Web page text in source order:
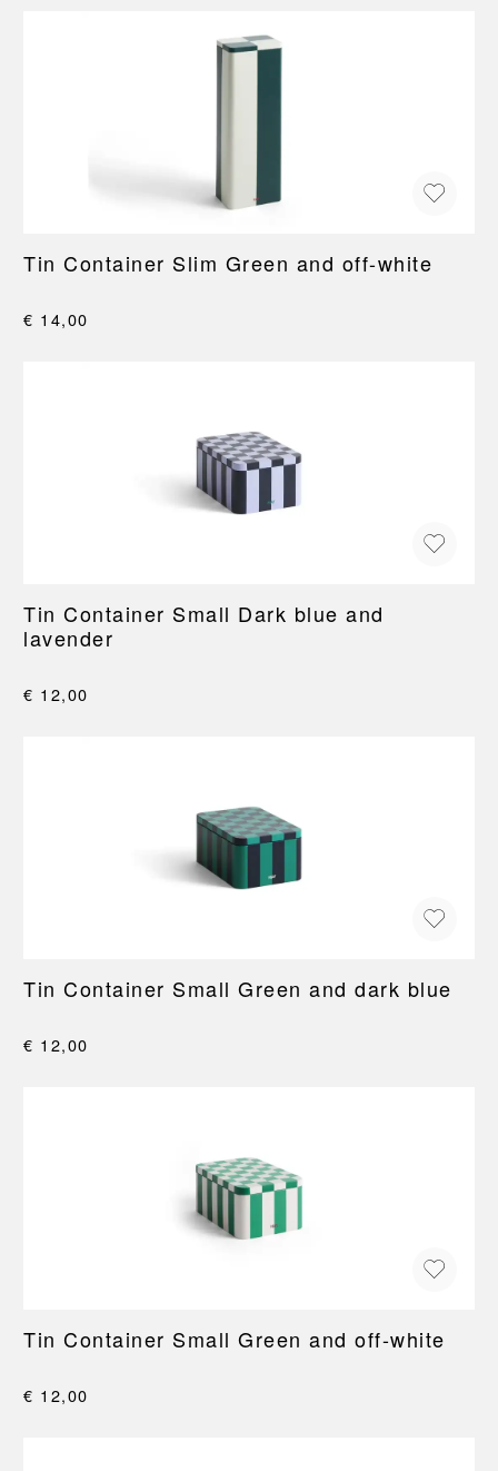
Tin Container Slim Green and off-white
€ 14,00
Tin Container Small Dark blue and
lavender
€ 12,00
Tin Container Small Green and dark blue
€ 12,00
Tin Container Small Green and off-white
€ 12,00